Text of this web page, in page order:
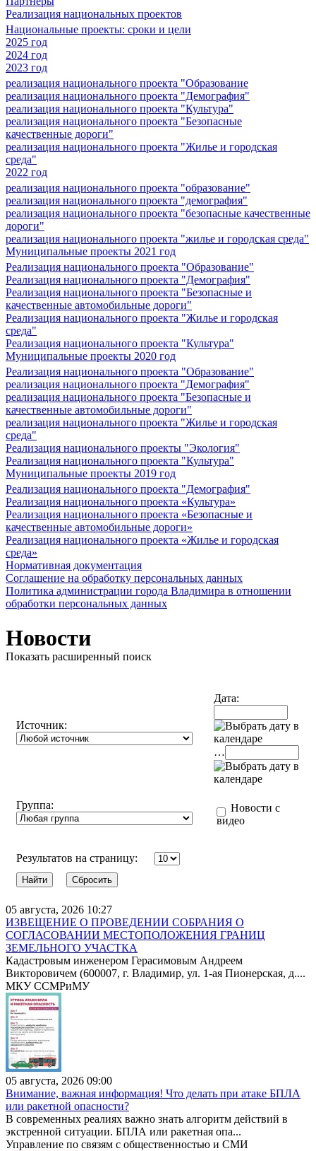
Реализация национальных проектов
Национальные проекты: сроки и цели
2025 год
2024 год
2023 год
реализация национального проекта "Образование
реализация национального проекта "Демография"
реализация национального проекта "Культура"
реализация национального проекта "Безопасные
качественные дороги"
реализация национального проекта "Жилье и городская
среда"
2022 год
реализация национального проекта "образование"
реализация национального проекта "демография"
реализация национального проекта "безопасные качественные
дороги"
реализация национального проекта "жилье и городская среда"
Муниципальные проекты 2021 год
Реализация национального проекта "Образование"
Реализация национального проекта "Демография"
Реализация национального проекта "Безопасные и
качественные автомобильные дороги"
Реализация национального проекта "Жилье и городская
среда"
Реализация национального проекта "Культура"
Муниципальные проекты 2020 год
Реализация национального проекта "Образование"
реализация национального проекта "Демография"
реализация национального проекта "Безопасные и
качественные автомобильные дороги"
реализация национального проекта "Жилье и городская
среда"
Реализация национального проекты "Экология"
Реализация национального проекта "Культура"
Муниципальные проекты 2019 год
Реализация национального проекта "Демография"
Реализация национального проекта «Культура»
Реализация национального проекта «Безопасные и
качественные автомобильные дороги»
Реализация национального проекта «Жилье и городская
среда»
Нормативная документация
Соглашение на обработку персональных данных
Политика администрации города Владимира в отношении
обработки персональных данных
Новости
Показать расширенный поиск
Источник:
Дата:
…
Группа:
Новости с
видео
Результатов на страницу:
05 августа, 2026 10:27
ИЗВЕЩЕНИЕ О ПРОВЕДЕНИИ СОБРАНИЯ О
СОГЛАСОВАНИИ МЕСТОПОЛОЖЕНИЯ ГРАНИЦ
ЗЕМЕЛЬНОГО УЧАСТКА
Кадастровым инженером Герасимовым Андреем
Викторовичем (600007, г. Владимир, ул. 1-ая Пионерская, д....
МКУ ССМРиМУ
05 августа, 2026 09:00
Внимание, важная информация! Что делать при атаке БПЛА
или ракетной опасности?
В современных реалиях важно знать алгоритм действий в
экстренной ситуации. БПЛА или ракетная опа...
Управление по связям с общественностью и СМИ